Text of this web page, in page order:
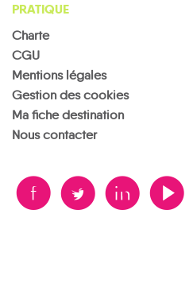
PRATIQUE
Charte
CGU
Mentions légales
Gestion des cookies
Ma fiche destination
Nous contacter
B A D F